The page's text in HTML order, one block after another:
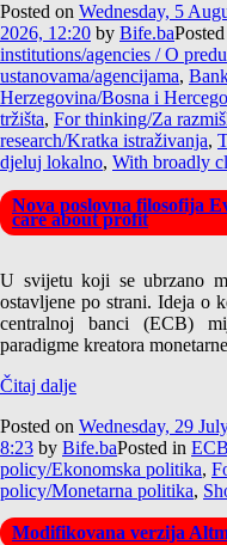
Posted on Wednesday, 5
2026, 12:20 by Bife.ba
institutions/agencies / O
ustanovama/agencijama,
Herzegovina/Bosna i
tržišta, For thinking/Za
research/Kratka istraživanja,
djeluj lokalno, With broadly
Nova poslovna filosofija
care about profit
U svijetu koji se ubrzano
ostavljene po strani. Ideja o
centralnoj banci (ECB)
paradigme kreatora
Čitaj dalje
Posted on Wednesday, 29
8:23 by Bife.baPosted in
policy/Ekonomska politika,
policy/Monetarna politika,
Modifikovana verzija